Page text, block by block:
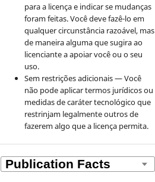
para a licença e indicar se mudanças
foram feitas. Você deve fazê-lo em
qualquer circunstância razoável, mas
de maneira alguma que sugira ao
licenciante a apoiar você ou o seu
uso.
Sem restrições adicionais — Você
não pode aplicar termos jurídicos ou
medidas de caráter tecnológico que
restrinjam legalmente outros de
fazerem algo que a licença permita.